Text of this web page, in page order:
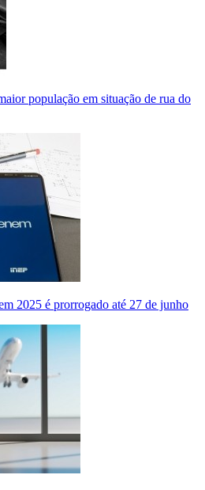
população em situação de rua do
2025 é prorrogado até 27 de junho